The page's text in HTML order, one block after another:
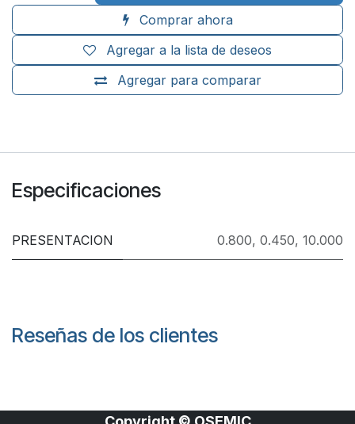
Comprar ahora
Agregar para comparar
Agregar a la lista de deseos
Especificaciones
PRESENTACION 0.800, 0.450, 10.000
Reseñas de los clientes